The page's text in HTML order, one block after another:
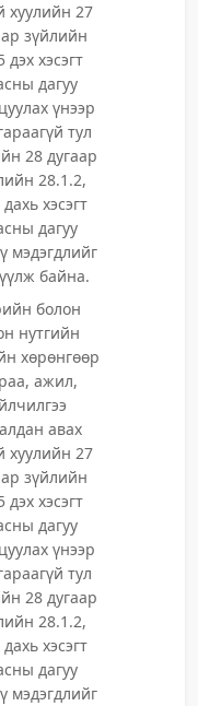
хуулийн 27
зүйлийн
дэх хэсэгт
дагуу
үнээр
тул
28 дугаар
28.1.2,
хэсэгт
дагуу
мэдэгдлийг
байна.
болон
нутгийн
хөрөнгөөр
ажил,
авах
хуулийн 27
зүйлийн
дэх хэсэгт
дагуу
үнээр
тул
28 дугаар
28.1.2,
хэсэгт
дагуу
мэдэгдлийг